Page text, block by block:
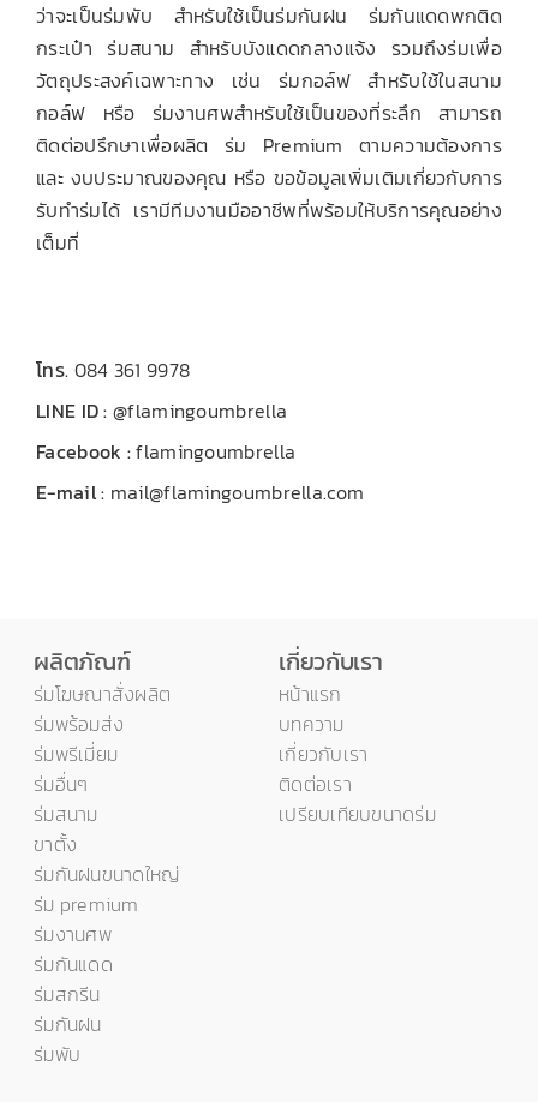
ว่าจะเป็นร่มพับ สำหรับใช้เป็นร่มกันฝน ร่มกันแดดพกติด
กระเป๋า ร่มสนาม สำหรับบังแดดกลางแจ้ง รวมถึงร่มเพื่อ
วัตถุประสงค์เฉพาะทาง เช่น ร่มกอล์ฟ สำหรับใช้ในสนาม
กอล์ฟ หรือ ร่มงานศพสำหรับใช้เป็นของที่ระลึก สามารถ
ติดต่อปรึกษาเพื่อผลิต ร่ม Premium ตามความต้องการ
และ งบประมาณของคุณ หรือ ขอข้อมูลเพิ่มเติมเกี่ยวกับการ
รับทำร่มได้ เรามีทีมงานมืออาชีพที่พร้อมให้บริการคุณอย่าง
เต็มที่
โทร. 084 361 9978
LINE ID : @flamingoumbrella
Facebook :flamingoumbrella
E-mail : mail@flamingoumbrella.com
ผลิตภัณฑ์
ร่มโฆษณาสั่งผลิต
ร่มพร้อมส่ง
ร่มพรีเมี่ยม
ร่มอื่นๆ
ร่มสนาม
ขาตั้ง
ร่มกันฝนขนาดใหญ่
ร่ม premium
ร่มงานศพ
ร่มกันแดด
ร่มสกรีน
ร่มกันฝน
ร่มพับ
เกี่ยวกับเรา
หน้าแรก
บทความ
เกี่ยวกับเรา
ติดต่อเรา
เปรียบเทียบขนาดร่ม